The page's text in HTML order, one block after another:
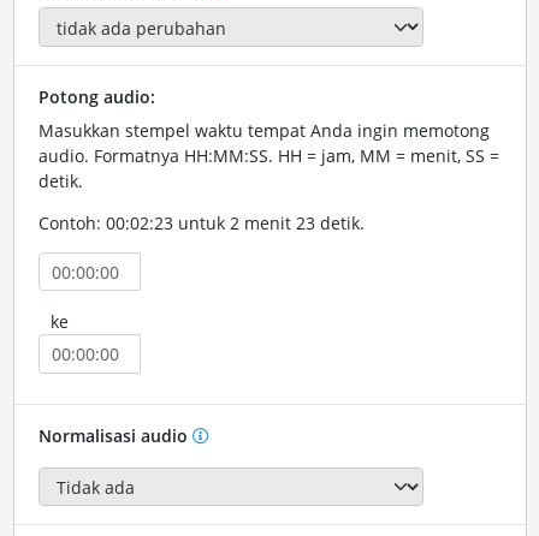
Potong audio:
Masukkan stempel waktu tempat Anda ingin memotong
audio. Formatnya HH:MM:SS. HH = jam, MM = menit, SS =
detik.
Contoh: 00:02:23 untuk 2 menit 23 detik.
ke
Normalisasi audio